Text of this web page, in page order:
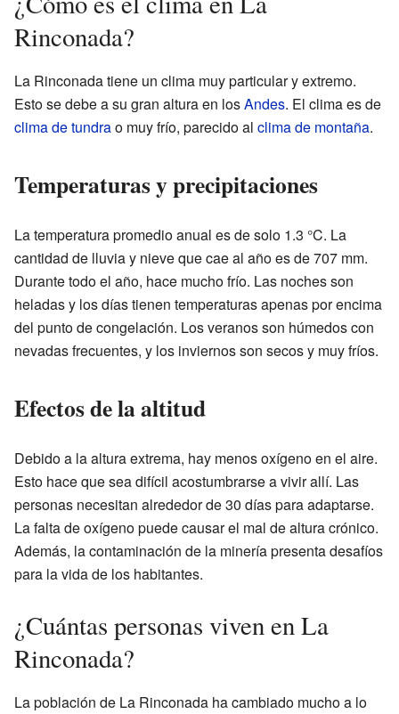
Rinconada?
La Rinconada tiene un clima muy particular y extremo.
Esto se debe a su gran altura en losAndes. El clima es de
clima de tundrao muy frío, parecido al clima de montaña.
Temperaturas y precipitaciones
La temperatura promedio anual es de solo 1.3 °C. La
cantidad de lluvia y nieve que cae al año es de 707 mm.
Durante todo el año, hace mucho frío. Las noches son
heladas y los días tienen temperaturas apenas por encima
del punto de congelación. Los veranos son húmedos con
nevadas frecuentes, y los inviernos son secos y muy fríos.
Efectos de la altitud
Debido a la altura extrema, hay menos oxígeno en el aire.
Esto hace que sea difícil acostumbrarse a vivir allí. Las
personas necesitan alrededor de 30 días para adaptarse.
La falta de oxígeno puede causar el mal de altura crónico.
Además, la contaminación de la minería presenta desafíos
para la vida de los habitantes.
¿Cuántas personas viven en La
Rinconada?
La población de La Rinconada ha cambiado mucho a lo